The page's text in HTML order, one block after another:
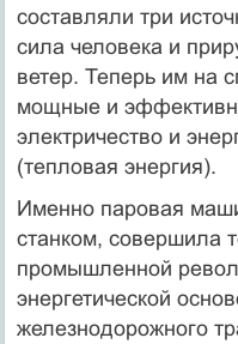
составляли три
сила человека и
ветер. Теперь им на
мощные и
электричество и
(тепловая энергия).
Именно паровая
станком, совершила
промышленной
энергетической
железнодорожного